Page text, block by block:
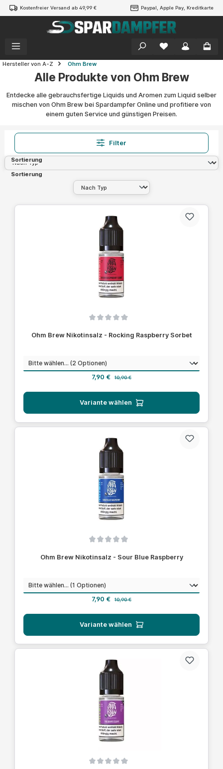
springen
Kostenfreier Versand ab 49,99 € Paypal, Apple Pay, Kreditkarte
Hersteller von A-Z Ohm Brew
Alle Produkte von Ohm Brew
Entdecke alle gebrauchsfertige Liquids und Aromen zum Liquid selber
mischen von Ohm Brew bei Spardampfer Online und profitiere von
einem guten Service und günstigen Preisen.
Filter
Sortierung
Sortierung
Ohm Brew Nikotinsalz - Rocking Raspberry Sorbet
Nikotinstärkeauswählen
Verkaufspreis:
7,90 € 10,90 €
Variante wählen
Ohm Brew Nikotinsalz - Sour Blue Raspberry
Nikotinstärkeauswählen
Verkaufspreis:
7,90 € 10,90 €
Variante wählen